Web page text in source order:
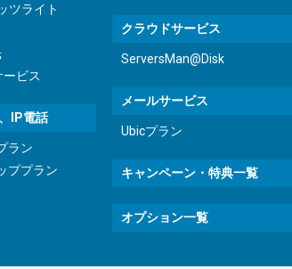
ツライト
ービス
IP電話
ラン
ププラン
クラウドサービス
ServersMan@Disk
メールサービス
Ubicプラン
キャンペーン・特典一覧
オプション一覧